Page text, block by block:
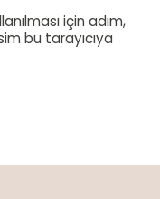
için adım,
bu tarayıcıya